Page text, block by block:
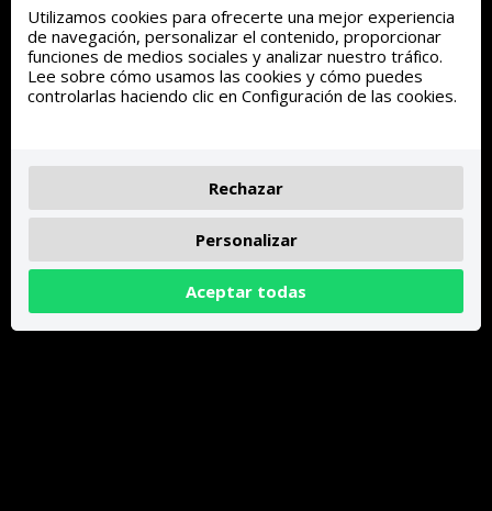
Utilizamos cookies para ofrecerte una mejor experiencia
de navegación, personalizar el contenido, proporcionar
funciones de medios sociales y analizar nuestro tráfico.
Lee sobre cómo usamos las cookies y cómo puedes
controlarlas haciendo clic en Configuración de las cookies.
Rechazar
Personalizar
Aceptar todas